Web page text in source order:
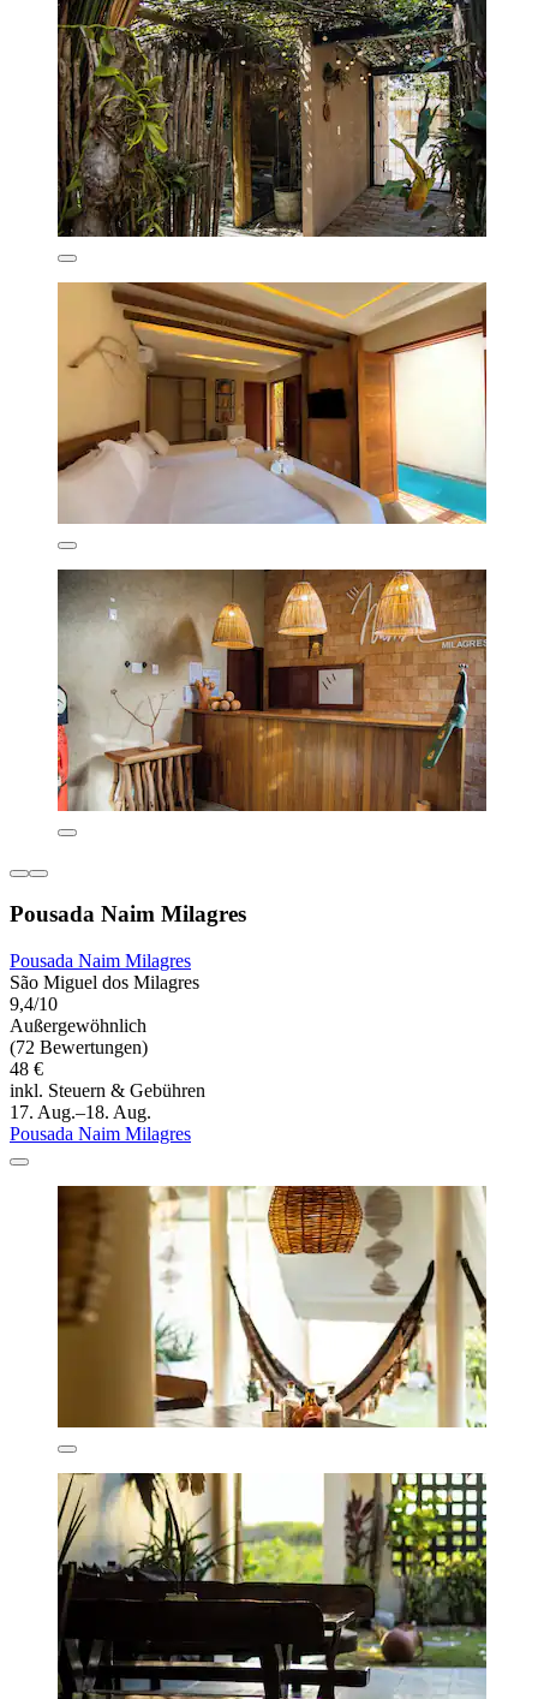
Pousada Naim Milagres
Pousada Naim Milagres
São Miguel dos Milagres
9,4/10
Außergewöhnlich
(72 Bewertungen)
48 €
inkl. Steuern & Gebühren
17. Aug.–18. Aug.
Pousada Naim Milagres